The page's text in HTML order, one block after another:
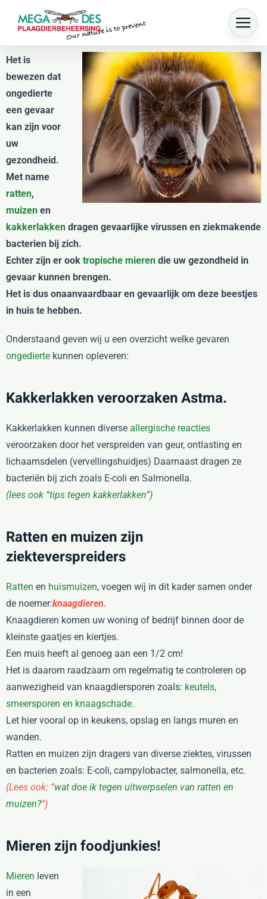
Skip to main content
Het is
bewezen dat
ongedierte
een gevaar
kan zijn voor
uw
gezondheid.
Met name
ratten,
muizen en
kakkerlakken dragen gevaarlijke virussen en ziekmakende
bacterien bij zich.
Echter zijn er ook tropische mieren die uw gezondheid in
gevaar kunnen brengen.
Het is dus onaanvaardbaar en gevaarlijk om deze beestjes
in huis te hebben.
Onderstaand geven wij u een overzicht welke gevaren
ongedierte kunnen opleveren:
Kakkerlakken veroorzaken Astma.
Kakkerlakken kunnen diverse allergische reacties
veroorzaken door het verspreiden van geur, ontlasting en
lichaamsdelen (vervellingshuidjes) Daarnaast dragen ze
bacteriën bij zich zoals E-coli en Salmonella.
(lees ook “tips tegen kakkerlakken”)
Ratten en muizen zijn
ziekteverspreiders
Ratten en huismuizen, voegen wij in dit kader samen onder
de noemer:knaagdieren.
Knaagdieren komen uw woning of bedrijf binnen door de
kleinste gaatjes en kiertjes.
Een muis heeft al genoeg aan een 1/2 cm!
Het is daarom raadzaam om regelmatig te controleren op
aanwezigheid van knaagdiersporen zoals: keutels,
smeersporen en knaagschade.
Let hier vooral op in keukens, opslag en langs muren en
wanden.
Ratten en muizen zijn dragers van diverse ziektes, virussen
en bacterien zoals: E-coli, campylobacter, salmonella, etc.
(Lees ook: “wat doe ik tegen uitwerpselen van ratten en
muizen?“)
Mieren zijn foodjunkies!
Mieren leven
in een